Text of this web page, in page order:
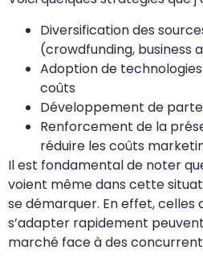
Diversification des
(crowdfunding, business
Adoption de
coûts
Développement de
Renforcement de la
réduire les coûts
Il est fondamental de noter
voient même dans cette
se démarquer. En effet, celles
s’adapter rapidement
marché face à des